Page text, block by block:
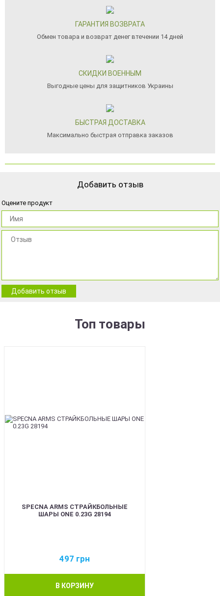
ГАРАНТИЯ ВОЗВРАТА
Обмен товара и возврат денег втечении 14 дней
СКИДКИ ВОЕННЫМ
Выгодные цены для защитников Украины
БЫСТРАЯ ДОСТАВКА
Максимально быстрая отправка заказов
Добавить отзыв
Оцените продукт
Добавить отзыв
Топ товары
SPECNA ARMS СТРАЙКБОЛЬНЫЕ
ШАРЫ ONE 0.23G 28194
497 грн
В КОРЗИНУ